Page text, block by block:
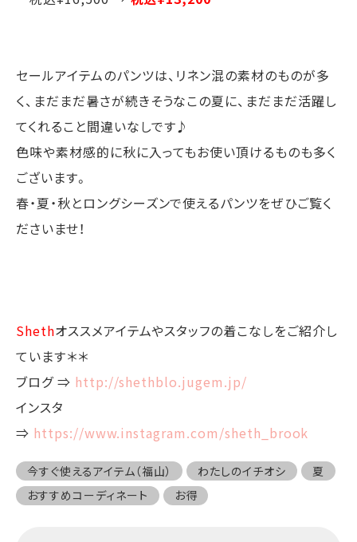
セールアイテムのパンツは、リネン混の素材のものが多
く、まだまだ暑さが続きそうなこの夏に、まだまだ活躍し
てくれること間違いなしです♪
色味や素材感的に秋に入ってもお使い頂けるものも多く
ございます。
春・夏・秋とロングシーズンで使えるパンツをぜひご覧く
ださいませ！
Shethオススメアイテムやスタッフの着こなしをご紹介し
ています＊＊
ブログ ⇒ http://shethblo.jugem.jp/
インスタ
⇒ https://www.instagram.com/sheth_brook
今すぐ使えるアイテム（福山） わたしのイチオシ
夏
おすすめコーディネート
お得